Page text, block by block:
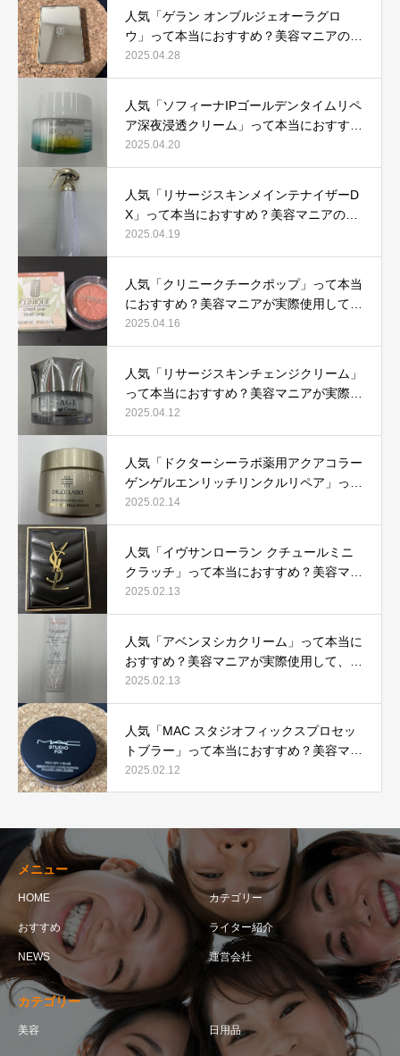
人気「ゲラン オンブルジェオーラグロ
ウ」って本当におすすめ？美容マニアの私
が実際使用して、口コミを検証！
2025.04.28
人気「ソフィーナIPゴールデンタイムリペ
ア深夜浸透クリーム」って本当におすす
め？美容マニアが実際使用して口コミを検
証！
2025.04.20
人気「リサージスキンメインテナイザーD
X」って本当におすすめ？美容マニアの私
が実際使用して、口コミを検証！
2025.04.19
人気「クリニークチークポップ」って本当
におすすめ？美容マニアが実際使用して口
コミを検証！
2025.04.16
人気「リサージスキンチェンジクリーム」
って本当におすすめ？美容マニアが実際使
用して口コミを検証！
2025.04.12
人気「ドクターシーラボ薬用アクアコラー
ゲンゲルエンリッチリンクルリペア」って
本当におすすめ？美容マニアが実際使用し
て口コミを検証
2025.02.14
人気「イヴサンローラン クチュールミニ
クラッチ」って本当におすすめ？美容マニ
アが実際使用して口コミを検証！
2025.02.13
人気「アベンヌシカクリーム」って本当に
おすすめ？美容マニアが実際使用して、口
コミを検証！
2025.02.13
人気「MAC スタジオフィックスプロセッ
トブラー」って本当におすすめ？美容マニ
アが実際使用して口コミを検証！
2025.02.12
メニュー
HOME カテゴリー
おすすめ ライター紹介
NEWS 運営会社
カテゴリー
美容 日用品